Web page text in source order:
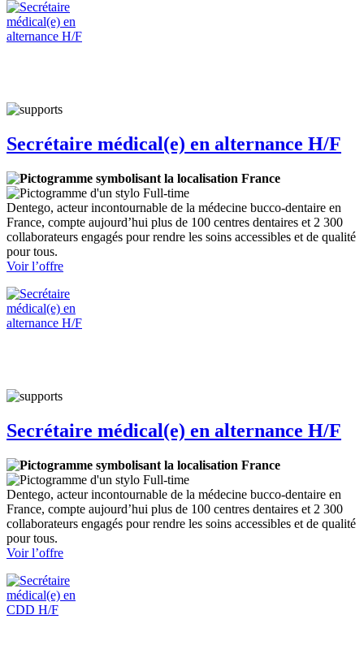
médical(e)
en
alternance
Secrétaire médical(e) en alternance H/F
France
Full-time
Dentego, acteur incontournable de la médecine bucco-dentaire en
France, compte aujourd’hui plus de 100 centres dentaires et 2 300
collaborateurs engagés pour rendre les soins accessibles et de qualité
pour tous.
Voir l’offre:
médical(e)
en
alternance
Secrétaire médical(e) en alternance H/F
France
Full-time
Dentego, acteur incontournable de la médecine bucco-dentaire en
France, compte aujourd’hui plus de 100 centres dentaires et 2 300
collaborateurs engagés pour rendre les soins accessibles et de qualité
pour tous.
Voir l’offre:
médical(e)
en